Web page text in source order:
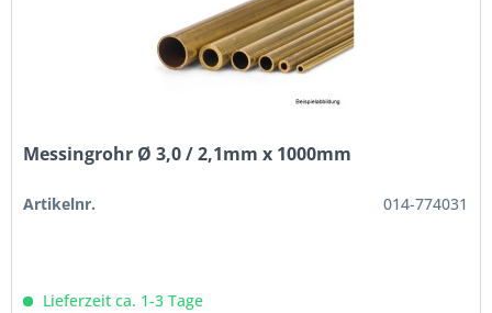
Messingrohr Ø 3,0 / 2,1mm x 1000mm
Artikelnr. 014-774031
Lieferzeit ca. 1-3 Tage